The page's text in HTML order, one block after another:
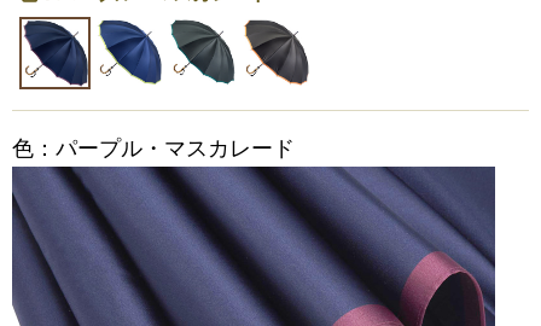
色：パープル・マスカレード